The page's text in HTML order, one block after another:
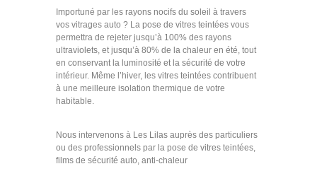
Importuné par les rayons nocifs du soleil à travers
vos vitrages auto ? La pose de vitres teintées vous
permettra de rejeter jusqu’à 100% des rayons
ultraviolets, et jusqu’à 80% de la chaleur en été, tout
en conservant la luminosité et la sécurité de votre
intérieur. Même l’hiver, les vitres teintées contribuent
à une meilleure isolation thermique de votre
habitable.
Nous intervenons à Les Lilas auprès des particuliers
ou des professionnels par la pose de vitres teintées,
films de sécurité auto, anti-chaleur